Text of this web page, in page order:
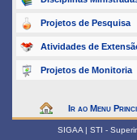
Projetos de Pesquisa
Atividades de
Projetos de Monitoria
Ir ao Menu
SIGAA | STI -